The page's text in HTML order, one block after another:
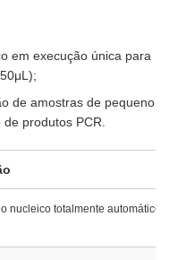
em execução única para
de amostras de pequeno
produtos PCR.
nucleico totalmente automático QN-